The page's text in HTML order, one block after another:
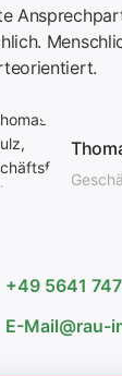
+49 5641
E-Mail@rau-